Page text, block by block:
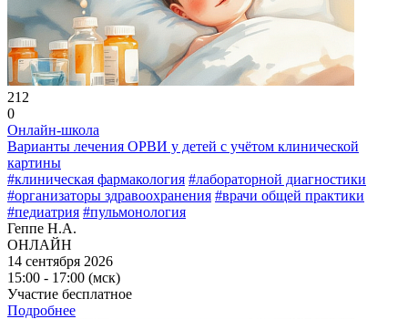
212
0
Онлайн-школа
Варианты лечения ОРВИ у детей с учётом клинической
картины
#клиническая фармакология #лабораторной диагностики
#организаторы здравоохранения #врачи общей практики
#педиатрия #пульмонология
Геппе Н.А.
ОНЛАЙН
14 сентября 2026
15:00 - 17:00 (мск)
Участие бесплатное
Подробнее